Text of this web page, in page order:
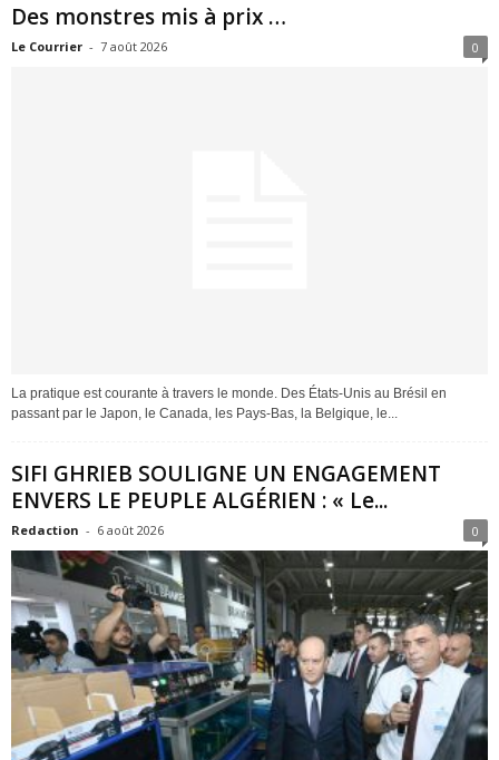
Des monstres mis à prix …
Le Courrier - 7 août 2026 0
La pratique est courante à travers le monde. Des États-Unis au Brésil en
passant par le Japon, le Canada, les Pays-Bas, la Belgique, le...
SIFI GHRIEB SOULIGNE UN ENGAGEMENT
ENVERS LE PEUPLE ALGÉRIEN : « Le...
Redaction - 6 août 2026 0